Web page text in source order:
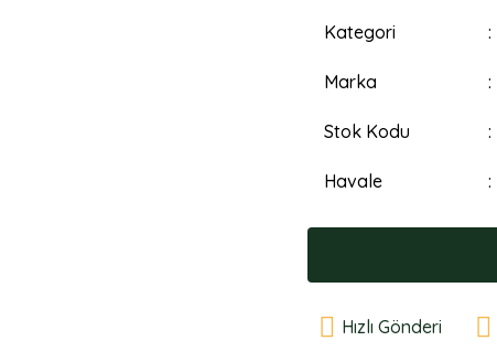
Kategori
Marka
Stok Kodu
Havale
Hızlı Gönderi